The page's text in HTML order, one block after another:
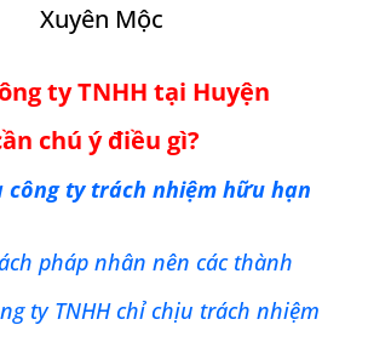
Xuyên Mộc
ty TNHH tại Huyện
chú ý điều gì?
công ty trách nhiệm hữu hạn
pháp nhân nên các thành
ty TNHH chỉ chịu trách nhiệm